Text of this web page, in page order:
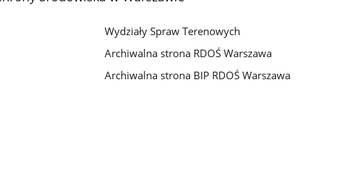
Wydziały Spraw Terenowych
Archiwalna strona RDOŚ Warszawa
Archiwalna strona BIP RDOŚ Warszawa